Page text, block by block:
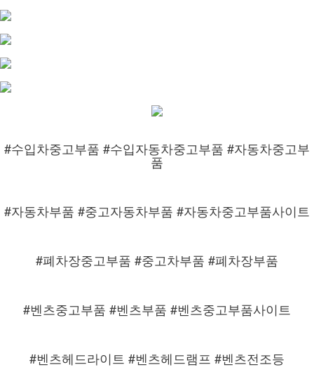
#수입차중고부품 #수입자동차중고부품 #자동차중고부
품
#자동차부품 #중고자동차부품 #자동차중고부품사이트
#폐차장중고부품 #중고차부품 #폐차장부품
#벤츠중고부품 #벤츠부품 #벤츠중고부품사이트
#벤츠헤드라이트 #벤츠헤드램프 #벤츠전조등